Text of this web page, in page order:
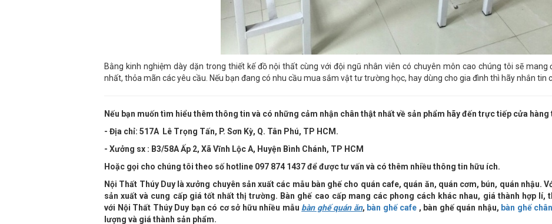
Bằng kinh nghiệm dày dặn trong thiết kế đồ nội thất cùng với đội ngũ nhân viên có chuyên môn cao chúng tôi sẽ
nhất, thỏa mãn các yêu cầu. Nếu bạn đang có nhu cầu mua sắm vật tư trường học, hay dùng cho gia đình thì hãy nhắn tin
Nếu bạn muốn tìm hiểu thêm thông tin và có những cảm nhận chân thật nhất về sản phẩm hãy đến trực tiếp cửa hàng
- Địa chỉ: 517A Lê Trọng Tấn, P. Sơn Kỳ, Q. Tân Phú, TP HCM.
- Xưởng sx : B3/58A Ấp 2, Xã Vĩnh Lộc A, Huyện Bình Chánh, TP HCM
Hoặc gọi cho chúng tôi theo số hotline 097 874 1437 để được tư vấn và có thêm nhiều thông tin hữu ích.
Nội Thất Thúy Duy là xưởng chuyên sản xuất các mẫu bàn ghế cho quán cafe, quán ăn, quán cơm, bún, quán nhậu.
sản xuất và cung cấp giá tốt nhất thị trường. Bàn ghế cao cấp mang các phong cách khác nhau, giá thành hợp lí,
với Nội Thất Thúy Duy bạn có cơ sở hữu nhiều mẫu bàn ghế quán ăn, bàn ghế cafe , bàn ghế quán nhậu, bàn ghế
lượng và giá thành sản phẩm.